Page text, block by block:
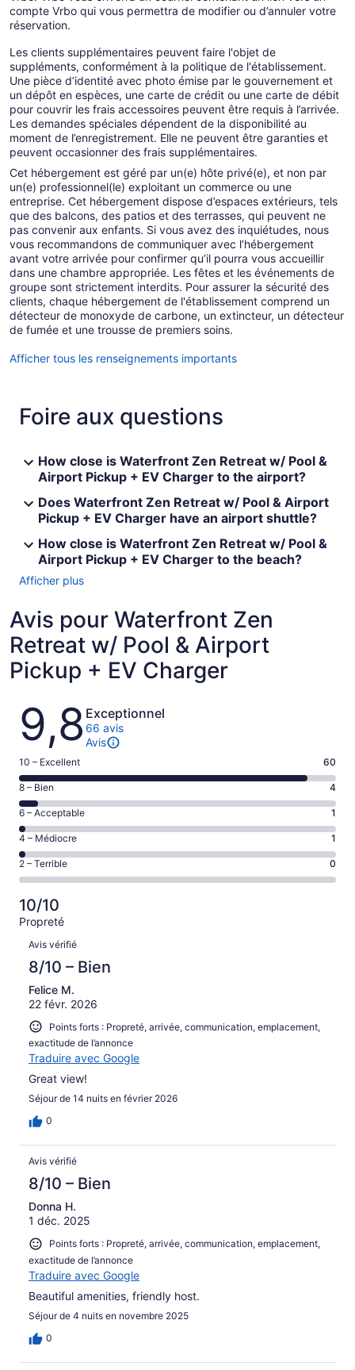
compte Vrbo qui vous permettra de modifier ou d’annuler votre
réservation.
Les clients supplémentaires peuvent faire l'objet de
suppléments, conformément à la politique de l'établissement.
Une pièce d’identité avec photo émise par le gouvernement et
un dépôt en espèces, une carte de crédit ou une carte de débit
pour couvrir les frais accessoires peuvent être requis à l’arrivée.
Les demandes spéciales dépendent de la disponibilité au
moment de l’enregistrement. Elle ne peuvent être garanties et
peuvent occasionner des frais supplémentaires.
Cet hébergement est géré par un(e) hôte privé(e), et non par
un(e) professionnel(le) exploitant un commerce ou une
entreprise. Cet hébergement dispose d’espaces extérieurs, tels
que des balcons, des patios et des terrasses, qui peuvent ne
pas convenir aux enfants. Si vous avez des inquiétudes, nous
vous recommandons de communiquer avec l’hébergement
avant votre arrivée pour confirmer qu’il pourra vous accueillir
dans une chambre appropriée. Les fêtes et les événements de
groupe sont strictement interdits. Pour assurer la sécurité des
clients, chaque hébergement de l'établissement comprend un
détecteur de monoxyde de carbone, un extincteur, un détecteur
de fumée et une trousse de premiers soins.
Afficher tous les renseignements importants
Foire aux questions
How close is Waterfront Zen Retreat w/ Pool &
Airport Pickup + EV Charger to the airport?
Does Waterfront Zen Retreat w/ Pool & Airport
Pickup + EV Charger have an airport shuttle?
How close is Waterfront Zen Retreat w/ Pool &
Airport Pickup + EV Charger to the beach?
Afficher plus
Avis pour Waterfront Zen
Retreat w/ Pool & Airport
Pickup + EV Charger
Avis
9,8 Exceptionnel
66 avis
Avis
Note
de 10
–
Excellent,
d’après
60 avis
sur 66.
10 – Excellent 60
Note
de 8
–
Bien,
d’après
4 avis
sur 66.
8 – Bien 4
Note
de 6
–
Acceptable,
d’après
sur 66.
6 – Acceptable 1
Note
de 4
–
Médiocre,
d’après
1 avis
4 – Médiocre 1
Note
de 2
–
Terrible,
d’après
0 avis
sur 66.
2 – Terrible 0
10/10
Propreté
Avis
Avis vérifié
8/10 – Bien
Felice M.
22 févr. 2026
Points forts : Propreté, arrivée, communication, emplacement,
exactitude de l’annonce
Traduire avec Google
Great view!
Séjour de 14 nuits en février 2026
0
Avis vérifié
8/10 – Bien
Donna H.
1 déc. 2025
Points forts : Propreté, arrivée, communication, emplacement,
exactitude de l’annonce
Traduire avec Google
Beautiful amenities, friendly host.
Séjour de 4 nuits en novembre 2025
0